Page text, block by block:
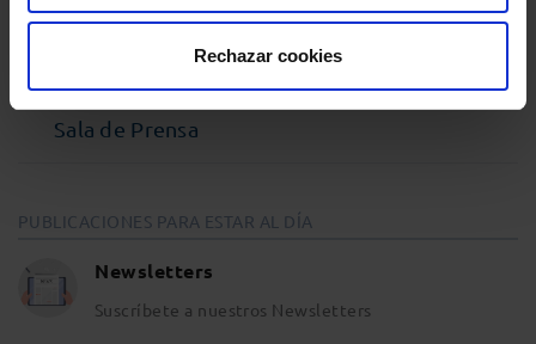
Rechazar cookies
Opinión y análisis
Sala de Prensa
PUBLICACIONES PARA ESTAR AL DÍA
Newsletters
Suscríbete a nuestros Newsletters